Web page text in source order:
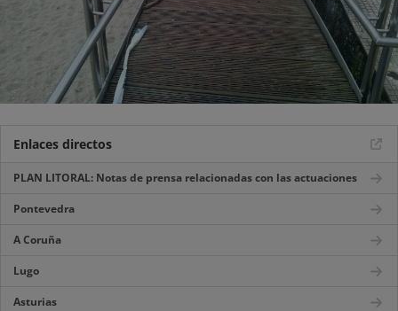
Enlaces directos
PLAN LITORAL: Notas de prensa relacionadas con las actuaciones
Pontevedra
A Coruña
Lugo
Asturias